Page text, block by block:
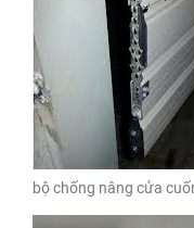
bộ chống nâng cửa